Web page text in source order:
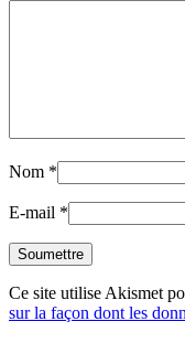
Nom *
E-mail *
Ce site utilise Akismet
sur la façon dont les